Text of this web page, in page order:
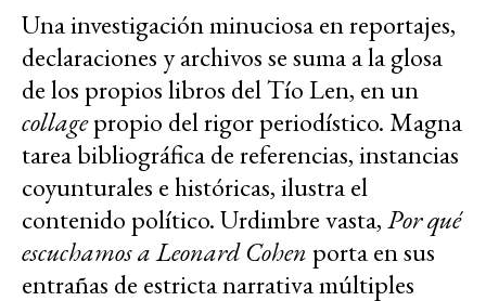
Una investigación minuciosa en reportajes,
declaraciones y archivos se suma a la glosa
de los propios libros del Tío Len, en un
collagepropio del rigor periodístico. Magna
tarea bibliográfica de referencias, instancias
coyunturales e históricas, ilustra el
contenido político. Urdimbre vasta,Por qué
escuchamos a Leonard Cohen porta en sus
entrañas de estricta narrativa múltiples